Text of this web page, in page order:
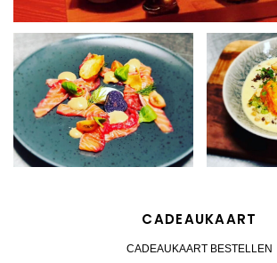
CADEAUKAART
CADEAUKAART BESTELLEN